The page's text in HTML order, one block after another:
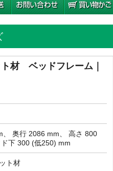
材 ベッドフレーム｜
、 奥行 2086 mm、 高さ 800
下 300 (低250) mm
ト材